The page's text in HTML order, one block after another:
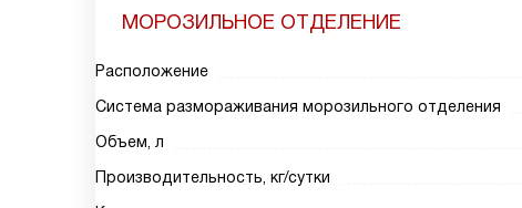
МОРОЗИЛЬНОЕ ОТДЕЛЕНИЕ
Расположение
Система размораживания морозильного отделения
Объем, л
Производительность, кг/сутки